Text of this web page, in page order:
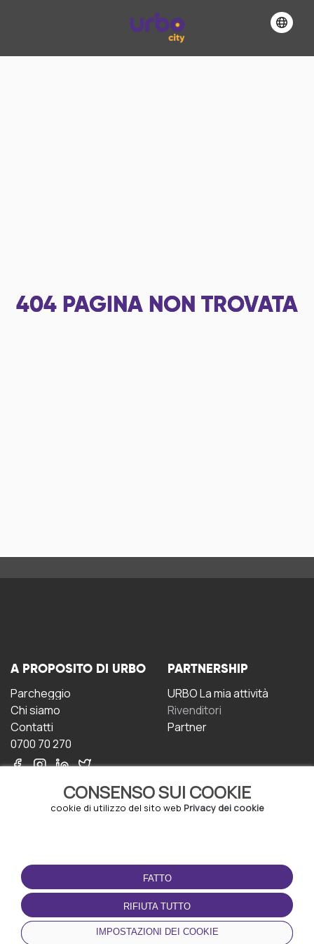
404 PAGINA NON TROVATA
CONSENSO SUI COOKIE
cookie di utilizzo del sito web Privacy dei cookie
FATTO
RIFIUTA TUTTO
IMPOSTAZIONI DEI COOKIE
A PROPOSITO DI URBO
Parcheggio
Chi siamo
Contatti
0700 70 270
PARTNERSHIP
URBO La mia attività
Rivenditori
Partner
CONDIZIONI D'USO
Termini e Condizioni
Politica sulla riservatezza
Gestione dei Cookie
SCARICA L'APP